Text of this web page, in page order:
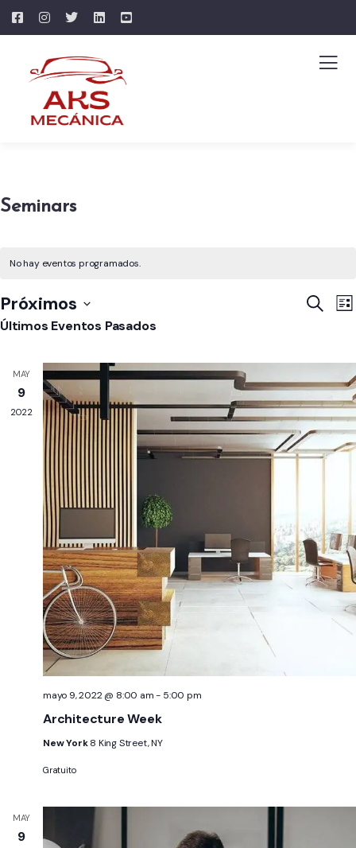
Seminars
No hay eventos programados.
y
vistas
de
Buscar
Próximos
Selecciona
fecha.
Últimos Eventos Pasados
MAY
9
2022
mayo 9, 2022 @ 8:00 am- 5:00 pm
Architecture Week
New York8 King Street, NY
Gratuito
MAY
9